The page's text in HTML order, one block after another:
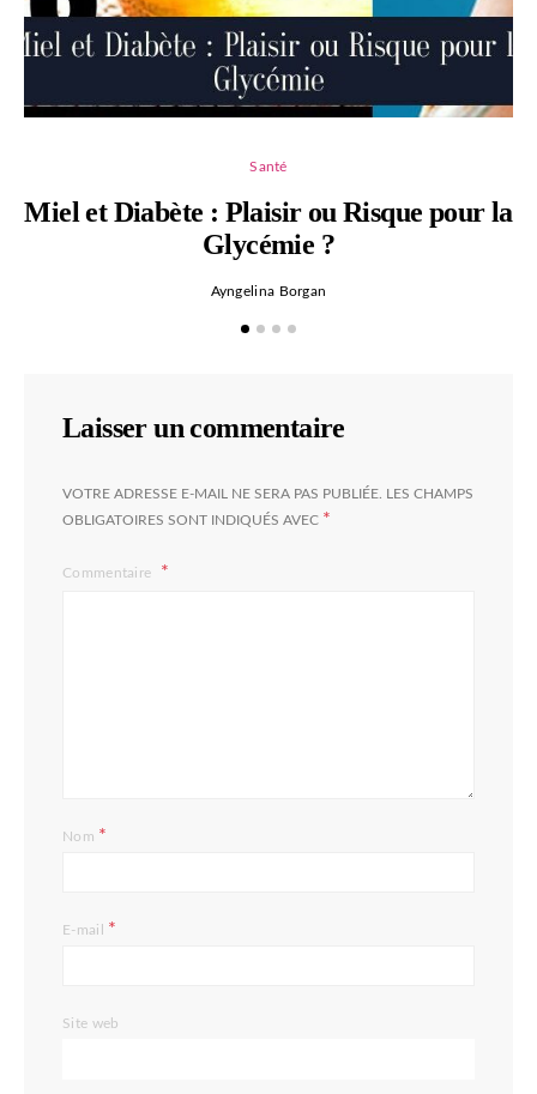
Santé
Miel et Diabète : Plaisir ou Risque pour la
Glycémie ?
Ayngelina Borgan
Laisser un commentaire
VOTRE ADRESSE E-MAIL NE SERA PAS PUBLIÉE. LES CHAMPS
OBLIGATOIRES SONT INDIQUÉS AVEC *
Commentaire
Nom *
E-mail *
Site web